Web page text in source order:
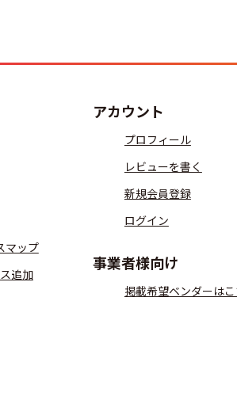
マップ
追加
アカウント
プロフィール
レビューを書く
新規会員登録
ログイン
事業者様向け
掲載希望ベンダーは